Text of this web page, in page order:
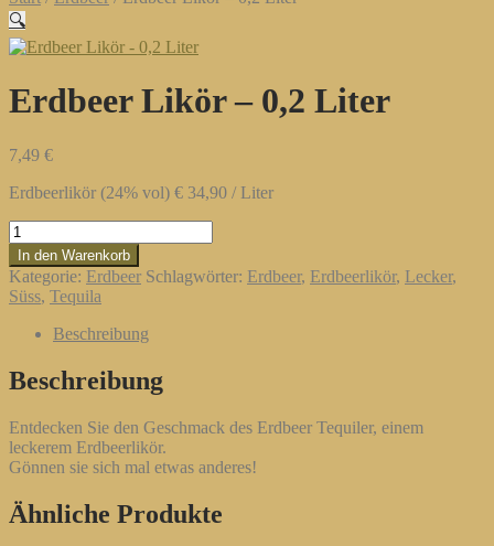
🔍
Erdbeer Likör – 0,2 Liter
7,49 €
Erdbeerlikör (24% vol) € 34,90 / Liter
Erdbeer
Likör
-
0,2
Liter
Menge
In den Warenkorb
Kategorie: Erdbeer Schlagwörter: Erdbeer, Erdbeerlikör, Lecker,
Süss, Tequila
Beschreibung
Beschreibung
Entdecken Sie den Geschmack des Erdbeer Tequiler, einem
leckerem Erdbeerlikör.
Gönnen sie sich mal etwas anderes!
Ähnliche Produkte